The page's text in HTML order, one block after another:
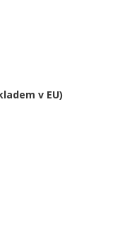
v EU)